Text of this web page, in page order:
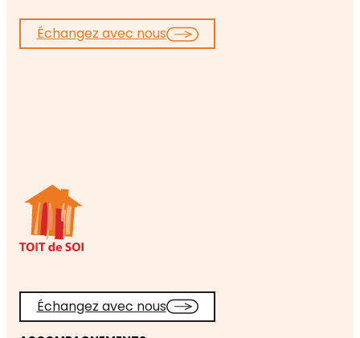
Échangez avec nous
Échangez avec nous